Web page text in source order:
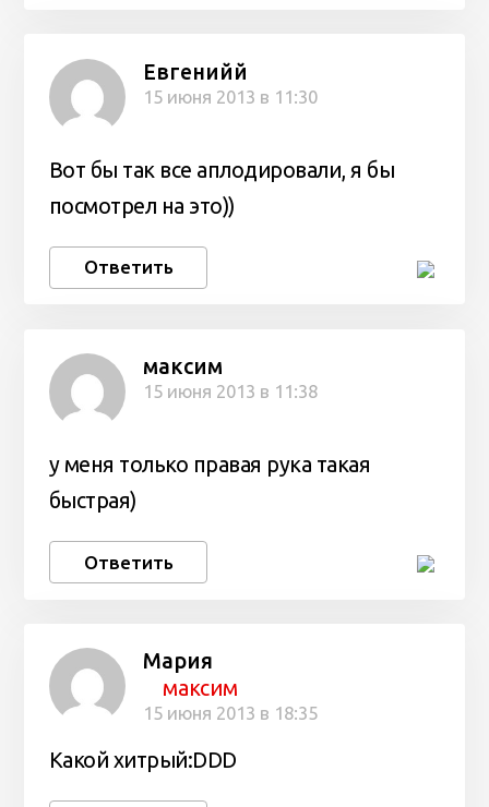
Евгенийй
15 июня 2013 в 11:30
Вот бы так все аплодировали, я бы
посмотрел на это))
Ответить
максим
15 июня 2013 в 11:38
у меня только правая рука такая
быстрая)
Ответить
Мария
максим
15 июня 2013 в 18:35
Какой хитрый:DDD